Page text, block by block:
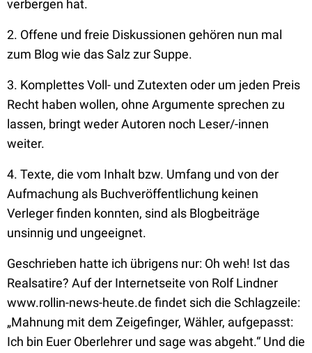
verbergen hat.
2. Offene und freie Diskussionen gehören nun mal
zum Blog wie das Salz zur Suppe.
3. Komplettes Voll- und Zutexten oder um jeden Preis
Recht haben wollen, ohne Argumente sprechen zu
lassen, bringt weder Autoren noch Leser/-innen
weiter.
4. Texte, die vom Inhalt bzw. Umfang und von der
Aufmachung als Buchveröffentlichung keinen
Verleger finden konnten, sind als Blogbeiträge
unsinnig und ungeeignet.
Geschrieben hatte ich übrigens nur: Oh weh! Ist das
Realsatire? Auf der Internetseite von Rolf Lindner
www.rollin-news-heute.de findet sich die Schlagzeile:
„Mahnung mit dem Zeigefinger, Wähler, aufgepasst:
Ich bin Euer Oberlehrer und sage was abgeht.“ Und die